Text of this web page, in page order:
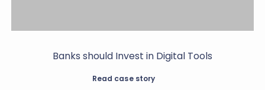
Banks should Invest in Digital Tools
Read case story